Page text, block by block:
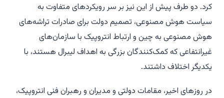
کرد. دو طرف پیش از این نیز بر سر رویکردهای متفاوت به
سیاست هوش مصنوعی، تصمیم دولت برای صادرات تراشه‌های
هوش مصنوعی به چین و ارتباط انتروپیک با سازمان‌های
غیرانتفاعی که کمک‌کنندگان بزرگی به اهداف لیبرال هستند، با
یکدیگر اختلاف داشتند.
در روزهای اخیر، مقامات دولتی و مدیران و رهبران فنی انتروپیک،